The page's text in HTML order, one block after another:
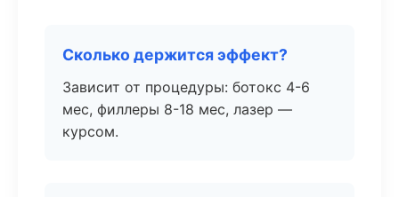
Сколько держится эффект?
Зависит от процедуры: ботокс 4-6
мес, филлеры 8-18 мес, лазер —
курсом.